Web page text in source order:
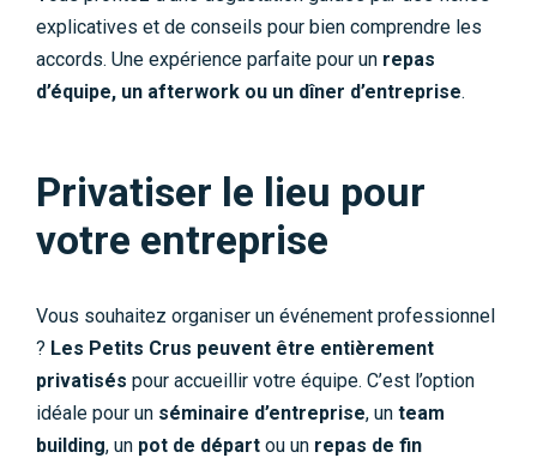
explicatives et de conseils pour bien comprendre les
accords. Une expérience parfaite pour un repas
d’équipe, un afterwork ou un dîner d’entreprise.
Privatiser le lieu pour
votre entreprise
Vous souhaitez organiser un événement professionnel
? Les Petits Crus peuvent être entièrement
privatisés pour accueillir votre équipe. C’est l’option
idéale pour un séminaire d’entreprise, un team
building, un pot de départ ou un repas de fin